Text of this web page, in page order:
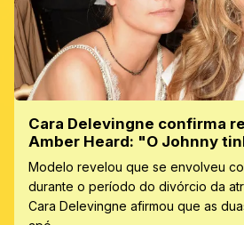
Cara Delevingne confirma
Amber Heard: "O Johnny
Modelo revelou que se envolveu
durante o período do divórcio da
Cara Delevingne afirmou que as